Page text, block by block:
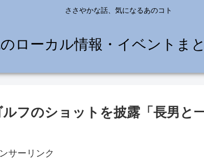
ささやかな話、気になるあのコト
ローカル情報・イベントま
フのショットを披露「長男と
サーリンク